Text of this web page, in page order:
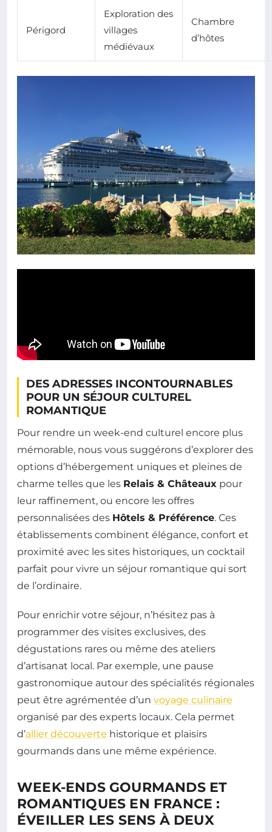
Périgord
Exploration des
villages
médiévaux
Chambre
d’hôtes
DES ADRESSES INCONTOURNABLES
POUR UN SÉJOUR CULTUREL
ROMANTIQUE
Pour rendre un week-end culturel encore plus
mémorable, nous vous suggérons d’explorer des
options d’hébergement uniques et pleines de
charme telles que les Relais & Châteaux pour
leur raffinement, ou encore les offres
personnalisées des Hôtels & Préférence. Ces
établissements combinent élégance, confort et
proximité avec les sites historiques, un cocktail
parfait pour vivre un séjour romantique qui sort
de l’ordinaire.
Pour enrichir votre séjour, n’hésitez pas à
programmer des visites exclusives, des
dégustations rares ou même des ateliers
d’artisanat local. Par exemple, une pause
gastronomique autour des spécialités régionales
peut être agrémentée d’un voyage culinaire
organisé par des experts locaux. Cela permet
d’allier découverte historique et plaisirs
gourmands dans une même expérience.
WEEK-ENDS GOURMANDS ET
ROMANTIQUES EN FRANCE :
ÉVEILLER LES SENS À DEUX